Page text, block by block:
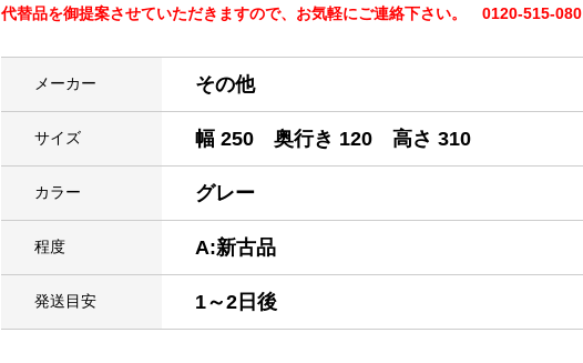
代替品を御提案させていただきますので、お気軽にご連絡下さい。 0120-515-080
メーカー その他
サイズ 幅 250 奥行き 120 高さ 310
カラー グレー
程度 A:新古品
発送目安 1～2日後